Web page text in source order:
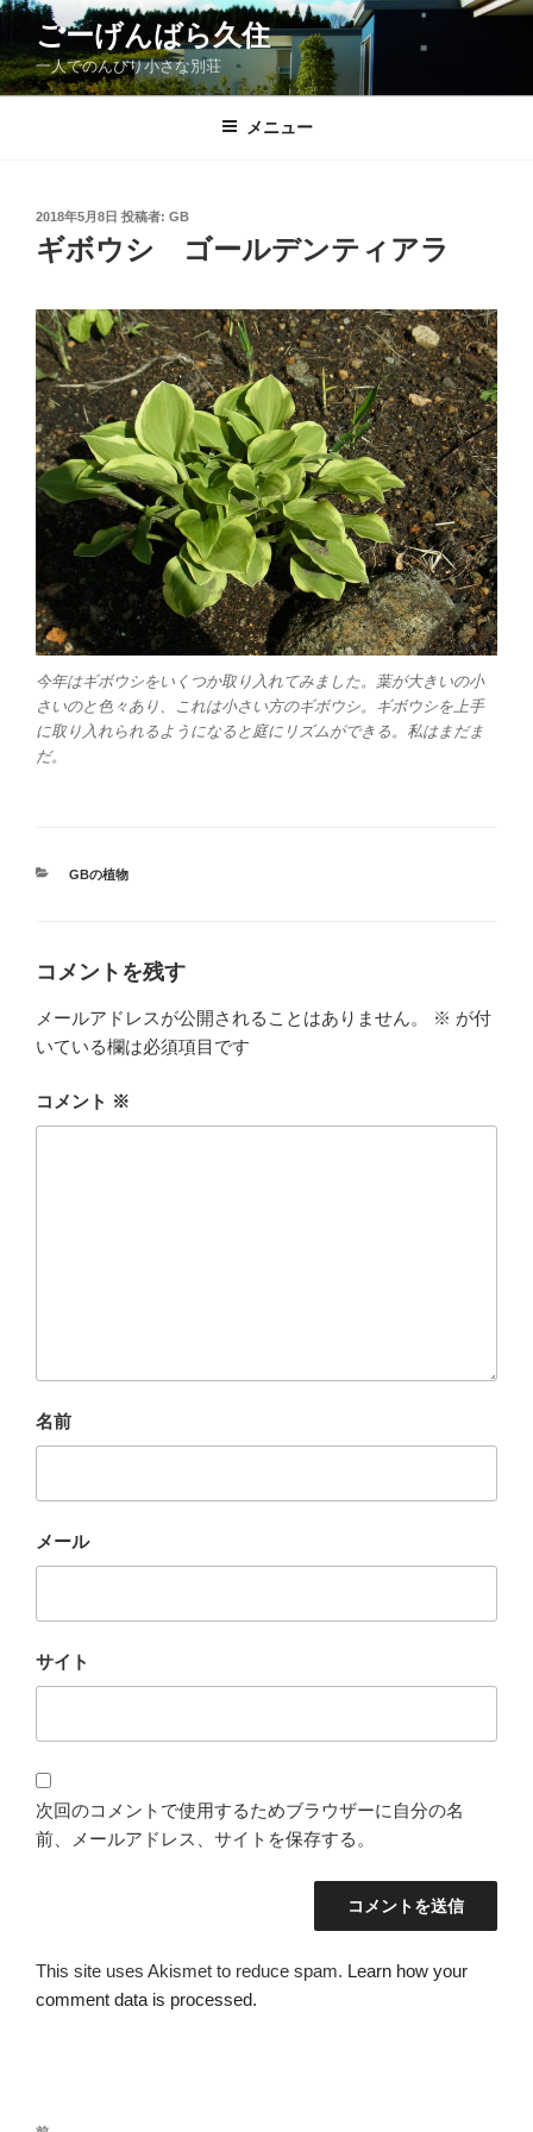
コ
テ
ン
ごーげんばら久住
一人でのんびり小さな別荘
メニュー
投
稿
日:
2018年5月8日 投稿者: GB
ギボウシ ゴールデンティアラ
今年はギボウシをいくつか取り入れてみました。葉が大きいの小
さいのと色々あり、これは小さい方のギボウシ。ギボウシを上手
に取り入れられるようになると庭にリズムができる。私はまだま
だ。
カ
GBの植物
コメントを残す
メールアドレスが公開されることはありません。 ※ が付
いている欄は必須項目です
コメント ※
名前
メール
サイト
次回のコメントで使用するためブラウザーに自分の名
前、メールアドレス、サイトを保存する。
This site uses Akismet to reduce spam. Learn how your
comment data is processed.
投